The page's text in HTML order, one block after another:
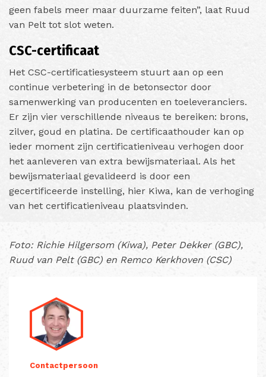
geen fabels meer maar duurzame feiten”, laat Ruud
van Pelt tot slot weten.
CSC-certificaat
Het CSC-certificatiesysteem stuurt aan op een
continue verbetering in de betonsector door
samenwerking van producenten en toeleveranciers.
Er zijn vier verschillende niveaus te bereiken: brons,
zilver, goud en platina. De certificaathouder kan op
ieder moment zijn certificatieniveau verhogen door
het aanleveren van extra bewijsmateriaal. Als het
bewijsmateriaal gevalideerd is door een
gecertificeerde instelling, hier Kiwa, kan de verhoging
van het certificatieniveau plaatsvinden.
Foto: Richie Hilgersom (Kiwa), Peter Dekker (GBC),
Ruud van Pelt (GBC) en Remco Kerkhoven (CSC)
Contactpersoon